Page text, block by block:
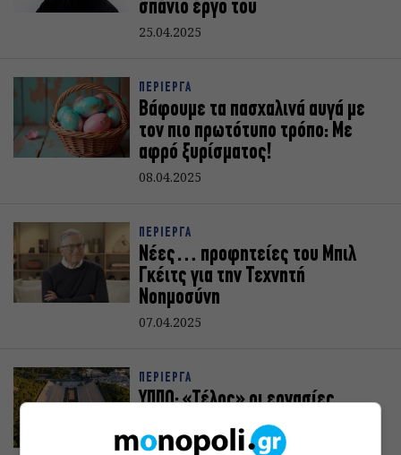
σπάνιο έργο του
25.04.2025
ΠΕΡΙΕΡΓΑ
Βάφουμε τα πασχαλινά αυγά με
τον πιο πρωτότυπο τρόπο: Mε
αφρό ξυρίσματος!
08.04.2025
ΠΕΡΙΕΡΓΑ
Νέες… προφητείες του Μπιλ
Γκέιτς για την Τεχνητή
Νοημοσύνη
07.04.2025
ΠΕΡΙΕΡΓΑ
ΥΠΠΟ: «Τέλος» οι εργασίες
κατασκευής μπροστά από το
Καλλιμάρμαρο